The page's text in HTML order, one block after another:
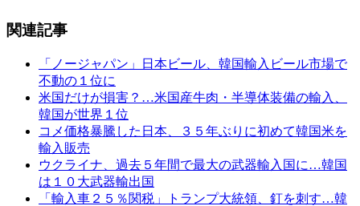
関連記事
「ノージャパン」日本ビール、韓国輸入ビール市場で
不動の１位に
米国だけが損害？…米国産牛肉・半導体装備の輸入、
韓国が世界１位
コメ価格暴騰した日本、３５年ぶりに初めて韓国米を
輸入販売
ウクライナ、過去５年間で最大の武器輸入国に…韓国
は１０大武器輸出国
「輸入車２５％関税」トランプ大統領、釘を刺す…韓